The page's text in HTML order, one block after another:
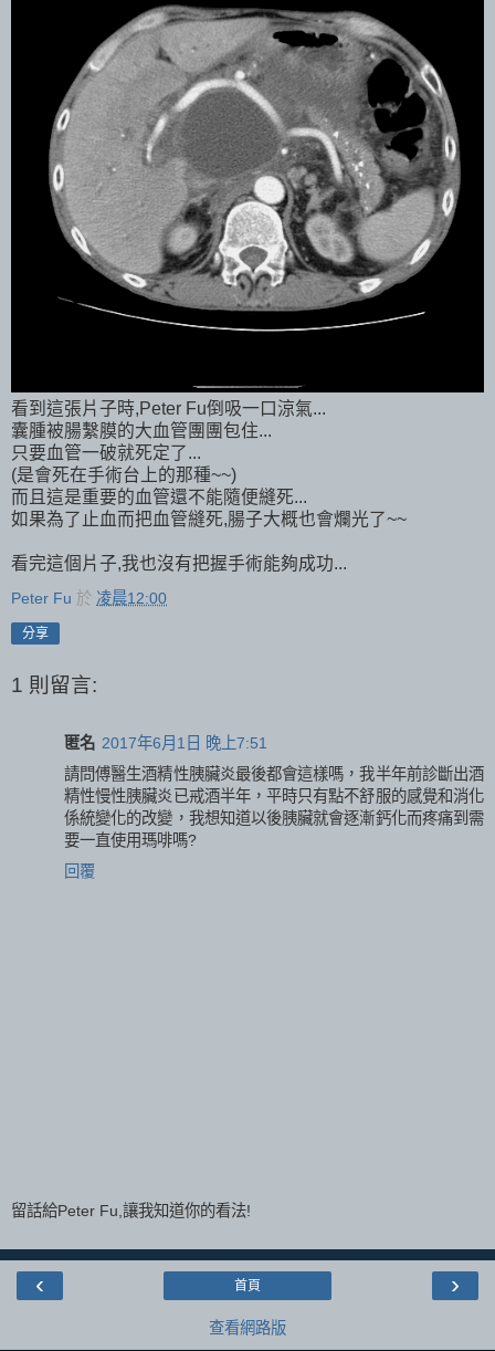
看到這張片子時,Peter Fu倒吸一口涼氣...
囊腫被腸繫膜的大血管團團包住...
只要血管一破就死定了...
(是會死在手術台上的那種~~)
而且這是重要的血管還不能隨便縫死...
如果為了止血而把血管縫死,腸子大概也會爛光了~~
看完這個片子,我也沒有把握手術能夠成功...
Peter Fu 於 凌晨12:00
分享
1 則留言:
匿名 2017年6月1日 晚上7:51
請問傅醫生酒精性胰臟炎最後都會這樣嗎，我半年前診斷出酒
精性慢性胰臟炎已戒酒半年，平時只有點不舒服的感覺和消化
係統變化的改變，我想知道以後胰臟就會逐漸鈣化而疼痛到需
要一直使用瑪啡嗎?
回覆
留話給Peter Fu,讓我知道你的看法!
‹ ›
首頁
查看網路版